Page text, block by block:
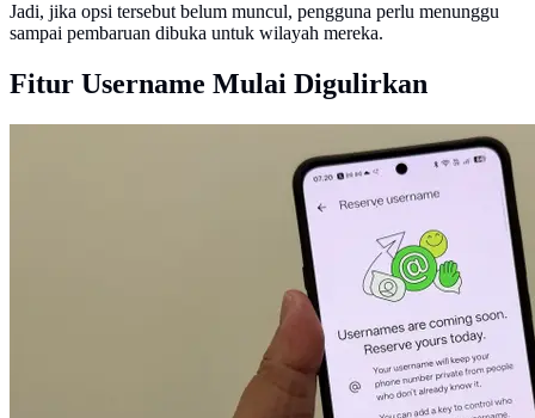
Jadi, jika opsi tersebut belum muncul, pengguna perlu menunggu
sampai pembaruan dibuka untuk wilayah mereka.
Fitur Username Mulai Digulirkan